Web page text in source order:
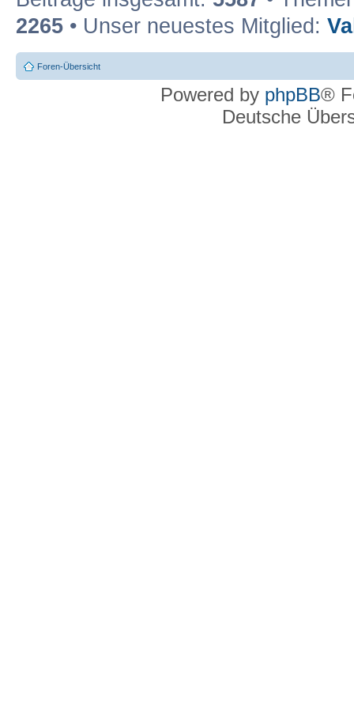
2265 • Unser neuestes Mitglied:
Foren-Übersicht
Powered by phpBB®
Deutsche